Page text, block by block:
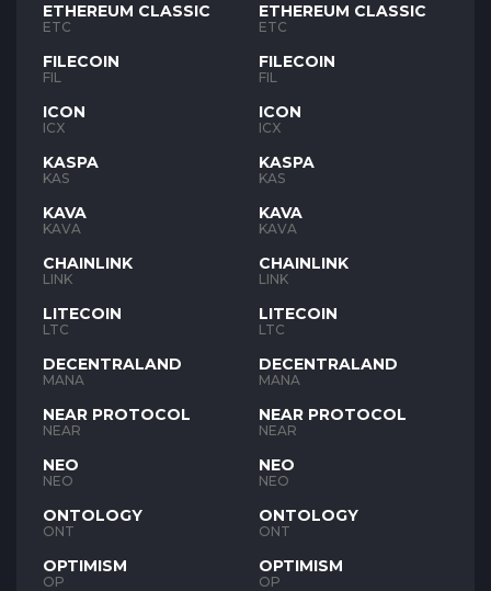
ETHEREUM CLASSIC
ETC
FILECOIN
FIL
ICON
ICX
KASPA
KAS
KAVA
KAVA
CHAINLINK
LINK
LITECOIN
LTC
DECENTRALAND
MANA
NEAR PROTOCOL
NEAR
NEO
NEO
ONTOLOGY
ONT
OPTIMISM
OP
ETHEREUM CLASSIC
ETC
FILECOIN
FIL
ICON
ICX
KASPA
KAS
KAVA
KAVA
CHAINLINK
LINK
LITECOIN
LTC
DECENTRALAND
MANA
NEAR PROTOCOL
NEAR
NEO
NEO
ONTOLOGY
ONT
OPTIMISM
OP